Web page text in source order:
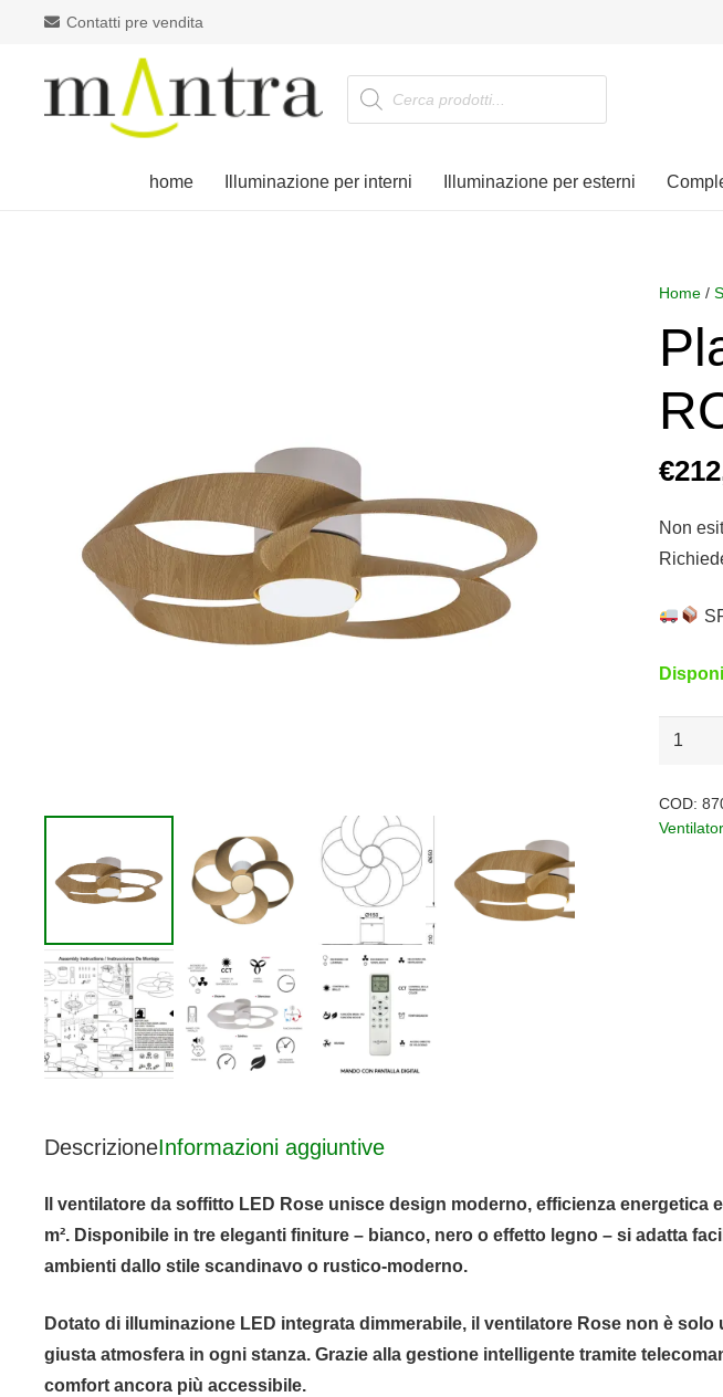
Contatti pre vendita
Products
search
home Illuminazione per interni Illuminazione per esterni
Home /
€
Non
COD:
DescrizioneInformazioni aggiuntive
Il ventilatore da soffitto LED Rose unisce design moderno, efficienza
m². Disponibile in tre eleganti finiture – bianco, nero o effetto legno – si adatta
ambienti dallo stile scandinavo o rustico-moderno.
Dotato di illuminazione LED integrata dimmerabile, il ventilatore Rose non è
giusta atmosfera in ogni stanza. Grazie alla gestione intelligente tramite
comfort ancora più accessibile.